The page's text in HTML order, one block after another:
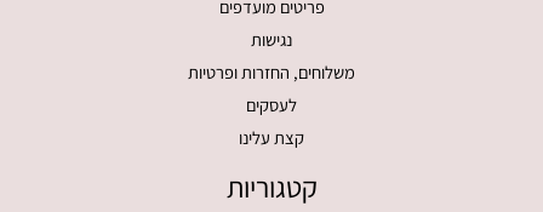
פריטים מועדפים
נגישות
משלוחים, החזרות ופרטיות
לעסקים
קצת עלינו
קטגוריות